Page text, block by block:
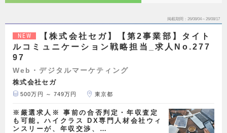
掲載期間 26/08/04～26/08/17
NEW
【株式会社セガ】【第2事業部】タイト
ルコミュニケーション戦略担当_求人No.277
97
Web・デジタルマーケティング
株式会社セガ
500万円 ～ 749万円 東京都
※厳選求人※ 事前の合否判定・年収査定
も可能。ハイクラス DX専門人材会社ウィ
ンスリーが、年収交渉、…